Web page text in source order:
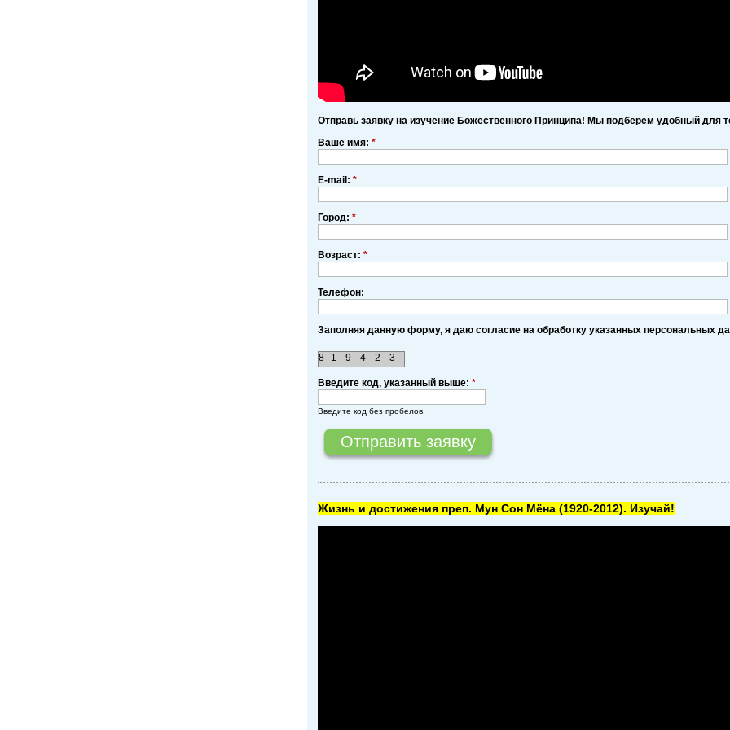
Отправь заявку на изучение Божественного Принципа! Мы подберем удобный для
Ваше имя: *
E-mail: *
Город: *
Возраст: *
Телефон:
Заполняя данную форму, я даю согласие на обработку указанных персональных
8 3
2
4
9
1
Введите код, указанный выше: *
Введите код без пробелов.
Жизнь и достижения преп. Мун Сон Мёна (1920-2012). Изучай!